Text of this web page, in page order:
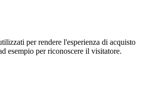
per rendere l'esperienza di acquisto
esempio per riconoscere il visitatore.